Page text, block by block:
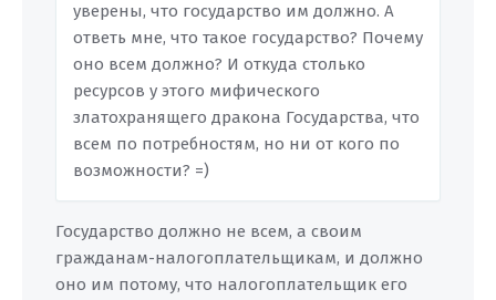
уверены, что государство им должно. А
ответь мне, что такое государство? Почему
оно всем должно? И откуда столько
ресурсов у этого мифического
златохранящего дракона Государства, что
всем по потребностям, но ни от кого по
возможности? =)
Государство должно не всем, а своим
гражданам-налогоплательщикам, и должно
оно им потому, что налогоплательщик его